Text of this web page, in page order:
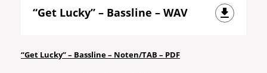
“Get Lucky” – Bassline – WAV
“Get Lucky” – Bassline – Noten/TAB – PDF
auf den eigentlichen Inhalt
zuzugreifen, klicken Sie auf die